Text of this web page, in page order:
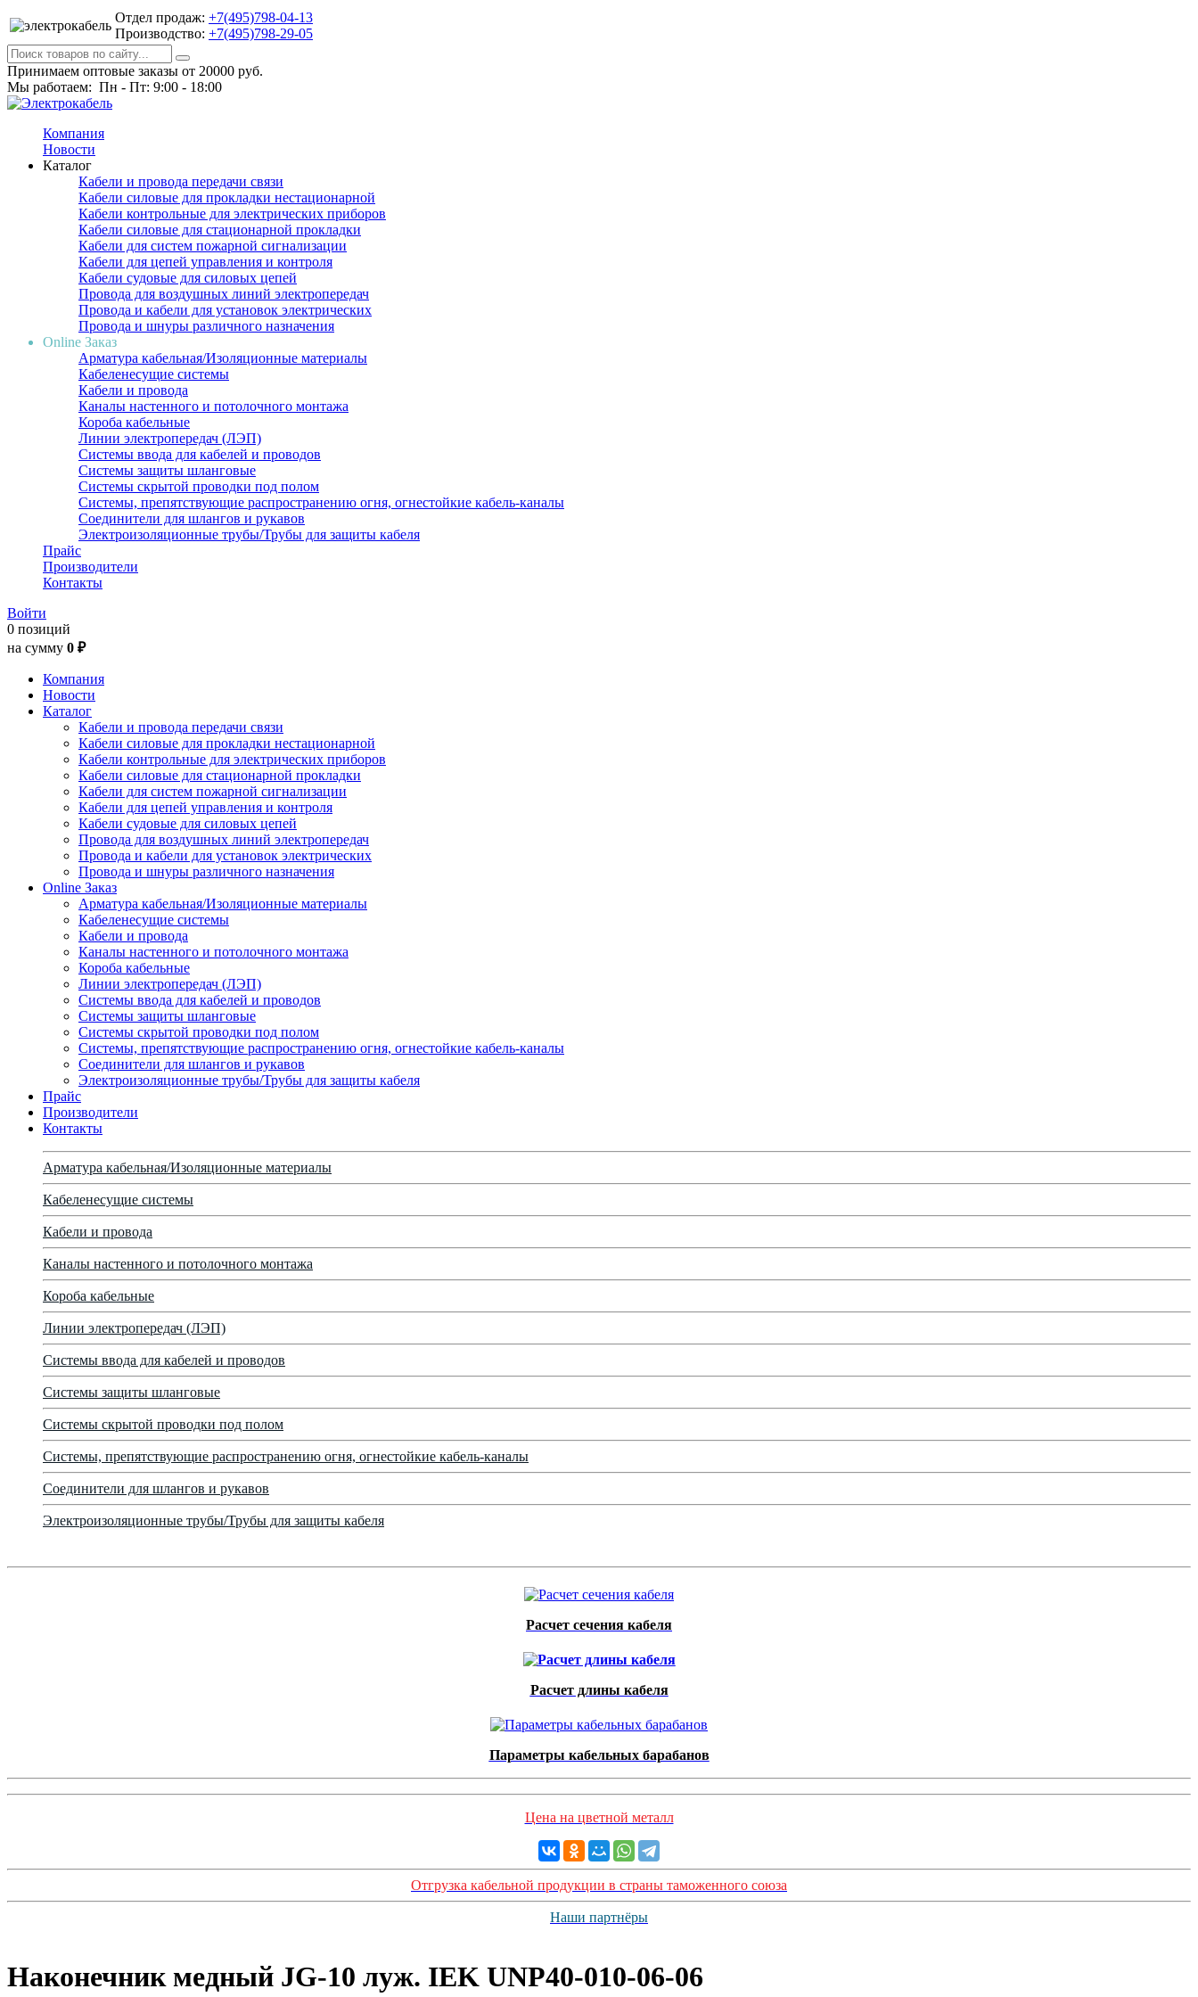
Отдел продаж: +7(495)798-04-13
Производство: +7(495)798-29-05
Принимаем оптовые заказы от 20000 руб.
Мы работаем: Пн - Пт: 9:00 - 18:00
Компания
Новости
Каталог
Кабели и провода передачи связи
Кабели силовые для прокладки нестационарной
Кабели контрольные для электрических приборов
Кабели силовые для стационарной прокладки
Кабели для систем пожарной сигнализации
Кабели для цепей управления и контроля
Кабели судовые для силовых цепей
Провода для воздушных линий электропередач
Провода и кабели для установок электрических
Провода и шнуры различного назначения
Online Заказ
Арматура кабельная/Изоляционные материалы
Кабеленесущие системы
Кабели и провода
Каналы настенного и потолочного монтажа
Короба кабельные
Линии электропередач (ЛЭП)
Системы ввода для кабелей и проводов
Системы защиты шланговые
Системы скрытой проводки под полом
Системы, препятствующие распространению огня, огнестойкие кабель-каналы
Соединители для шлангов и рукавов
Электроизоляционные трубы/Трубы для защиты кабеля
Прайс
Производители
Контакты
Войти
0 позиций
на сумму 0 ₽
Компания
Новости
Каталог
Кабели и провода передачи связи
Кабели силовые для прокладки нестационарной
Кабели контрольные для электрических приборов
Кабели силовые для стационарной прокладки
Кабели для систем пожарной сигнализации
Кабели для цепей управления и контроля
Кабели судовые для силовых цепей
Провода для воздушных линий электропередач
Провода и кабели для установок электрических
Провода и шнуры различного назначения
Online Заказ
Арматура кабельная/Изоляционные материалы
Кабеленесущие системы
Кабели и провода
Каналы настенного и потолочного монтажа
Короба кабельные
Линии электропередач (ЛЭП)
Системы ввода для кабелей и проводов
Системы защиты шланговые
Системы скрытой проводки под полом
Системы, препятствующие распространению огня, огнестойкие кабель-каналы
Соединители для шлангов и рукавов
Электроизоляционные трубы/Трубы для защиты кабеля
Прайс
Производители
Контакты
Арматура кабельная/Изоляционные материалы
Кабеленесущие системы
Кабели и провода
Каналы настенного и потолочного монтажа
Короба кабельные
Линии электропередач (ЛЭП)
Системы ввода для кабелей и проводов
Системы защиты шланговые
Системы скрытой проводки под полом
Системы, препятствующие распространению огня, огнестойкие кабель-каналы
Соединители для шлангов и рукавов
Электроизоляционные трубы/Трубы для защиты кабеля
Расчет сечения кабеля
Расчет длины кабеля
Параметры кабельных барабанов
Цена на цветной металл
Отгрузка кабельной продукции в страны таможенного союза
Наши партнёры
Наконечник медный JG-10 луж. IEK UNP40-010-06-06